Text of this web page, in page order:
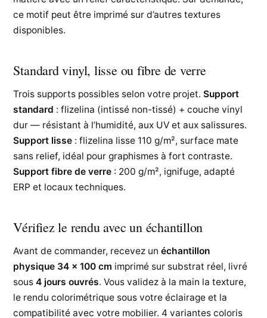
ce motif peut être imprimé sur d’autres textures
disponibles.
Standard vinyl, lisse ou fibre de verre
Trois supports possibles selon votre projet.Support
standard : flizelina (intissé non-tissé) + couche vinyl
dur — résistant à l’humidité, aux UV et aux salissures.
Support lisse : flizelina lisse 110 g/m², surface mate
sans relief, idéal pour graphismes à fort contraste.
Support fibre de verre : 200 g/m², ignifuge, adapté
ERP et locaux techniques.
Vérifiez le rendu avec un échantillon
Avant de commander, recevez unéchantillon
physique 34 × 100 cm imprimé sur substrat réel, livré
sous4 jours ouvrés. Vous validez à la main la texture,
le rendu colorimétrique sous votre éclairage et la
compatibilité avec votre mobilier. 4 variantes coloris